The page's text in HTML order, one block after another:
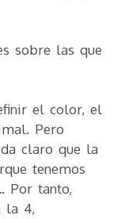
sobre las que
el color, el
Pero
claro que la
tenemos
. Por tanto,
la 4,